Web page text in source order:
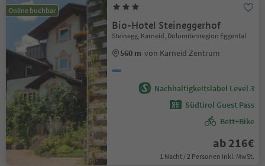
Online buchbar
Bio-Hotel Steineggerhof
Steinegg, Karneid, Dolomitenregion Eggental
560 m von Karneid Zentrum
Nachhaltigkeitslabel Level 3
Südtirol Guest Pass
Bett+Bike
ab 216€
1 Nacht / 2 Personen Inkl. MwSt.